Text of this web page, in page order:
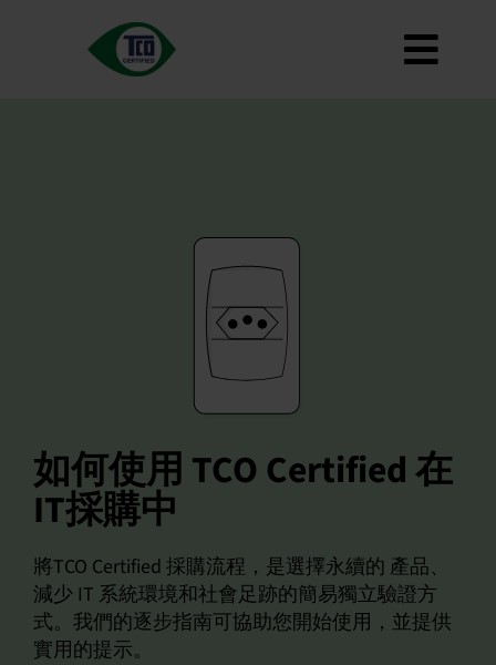
切
道路地圖
Product Finder
聯繫我們
如何使用 TCO Certified 在
IT採購中
將TCO Certified 採購流程，是選擇永續的 產品、
減少 IT 系統環境和社會足跡的簡易獨立驗證方
式。我們的逐步指南可協助您開始使用，並提供
實用的提示。